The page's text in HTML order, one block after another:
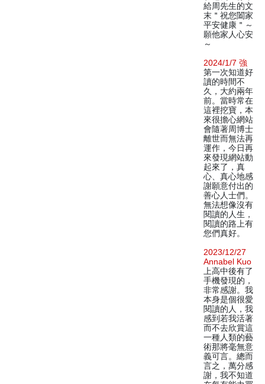
給周先生的文
末＂祝您闔家
平安健康＂～
願他家人心安
～
2024/1/7 強
第一次知道好
讀的時間不
久，大約兩年
前。當時常在
這裡挖寶，本
來很擔心網站
會隨著周博士
離世而無法再
運作，今日再
來發現網站動
起來了，真
心、真心地感
謝願意付出的
善心人士們。
無法想像沒有
閱讀的人生，
閱讀的路上有
您們真好。
2023/12/27
Annabel Kuo
上高中後有了
手機發現的，
非常感謝。我
本身是個很愛
閱讀的人，我
感到若我活著
而不去欣賞這
一種人類的藝
術那將毫無意
義可言。總而
言之，萬分感
謝，我不知道